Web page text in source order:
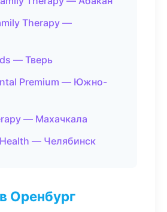
Therapy —
— Тверь
Premium — Южно-
— Махачкала
— Челябинск
Оренбург